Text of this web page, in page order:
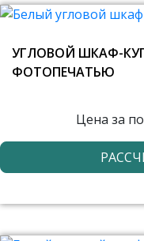
УГЛОВОЙ ШКАФ-
ФОТОПЕЧАТЬЮ
Цена за